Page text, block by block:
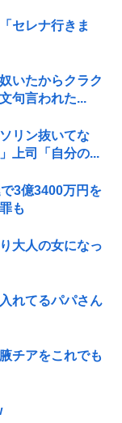
セレナ行きま
いたからクラク
句言われた...
リン抜いてな
上司「自分の...
3億3400万円を
も
大人の女になっ
れてるパパさん
チアをこれでも